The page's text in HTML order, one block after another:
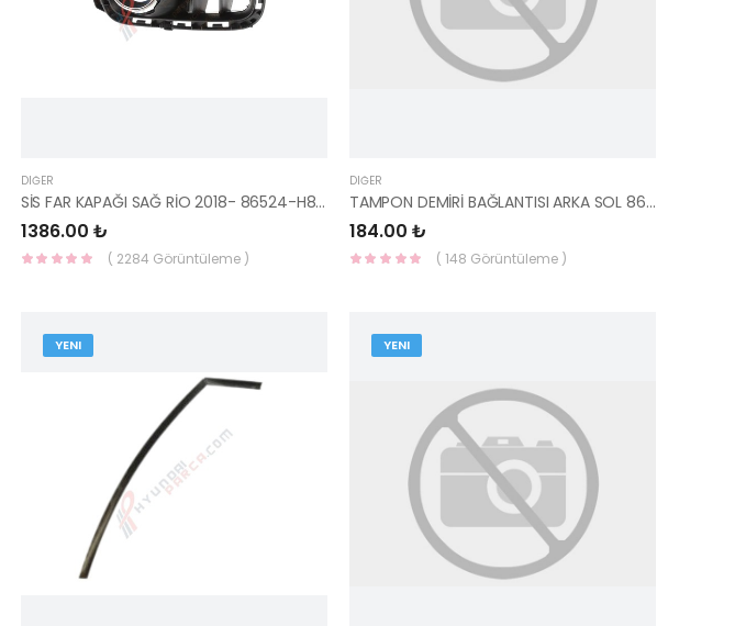
DIĞER
SİS FAR KAPAĞI SAĞ RİO 2018- 86524-H8030-YS
1386.00 ₺
( 2284 Görüntüleme )
DIĞER
TAMPON DEMİRİ BAĞLANTISI ARKA SOL 86633-P2000-MOBIS-S
184.00 ₺
( 148 Görüntüleme )
YENI YENI